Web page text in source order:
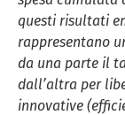
questi risultati
rappresentano
da una parte il
dall’altra per
innovative